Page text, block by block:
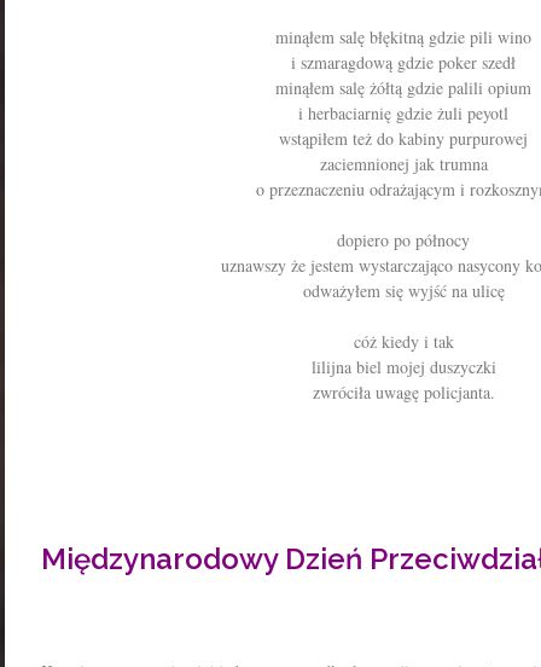
minąłem salę błękitną gdzie pili wino
i szmaragdową gdzie poker szedł
minąłem salę żółtą gdzie palili opium
i herbaciarnię gdzie żuli peyotl
wstąpiłem też do kabiny purpurowej
zaciemnionej jak trumna
o przeznaczeniu odrażającym i
dopiero po północy
uznawszy że jestem wystarczająco nasycony
odważyłem się wyjść na ulicę
cóż kiedy i tak
lilijna biel mojej duszyczki
zwróciła uwagę policjanta.
Międzynarodowy Dzień